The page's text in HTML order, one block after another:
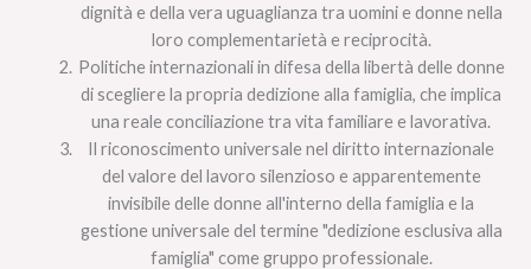
dignità e della vera uguaglianza tra uomini e donne nella
loro complementarietà e reciprocità.
Politiche internazionali in difesa della libertà delle donne
di scegliere la propria dedizione alla famiglia, che implica
una reale conciliazione tra vita familiare e lavorativa.
Il riconoscimento universale nel diritto internazionale
del valore del lavoro silenzioso e apparentemente
invisibile delle donne all'interno della famiglia e la
gestione universale del termine "dedizione esclusiva alla
famiglia" come gruppo professionale.